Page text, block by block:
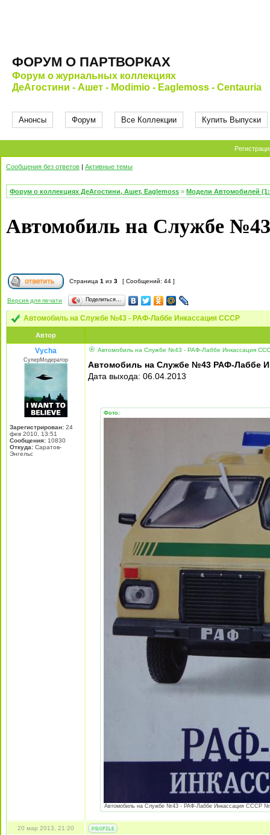
ФОРУМ О ПАРТВОРКАХ
Форум о журнальных коллекциях
ДеАгостини - Ашет - Modimio - Eaglemoss - Centauria
Анонсы Форум Все Коллекции Купить Выпуски
Сообщения без ответов | Активные темы
Форум о коллекциях ДеАгостини, Ашет, Eaglemoss » Модели Автомобилей
Автомобиль на Службе
Страница 1 из 3 [ Сообщений: 44 ]
Версия для печати Поделиться…
Автомобиль на Службе №43 - РАФ-Лаббе Инкассация СССР
Автор
Vycha
СуперМодератор
Зарегистрирован: 24
фев 2010, 13:51
Сообщения: 10830
Откуда: Саратов-
Энгельс
Автомобиль на Службе №43 - РАФ-Лаббе Инкассация
Автомобиль на Службе №43 РАФ-Лаббе
Дата выхода: 06.04.2013
Фото:
Автомобиль на Службе №43 - РАФ-Лаббе Инкассация СССР
20 мар 2013, 21:20